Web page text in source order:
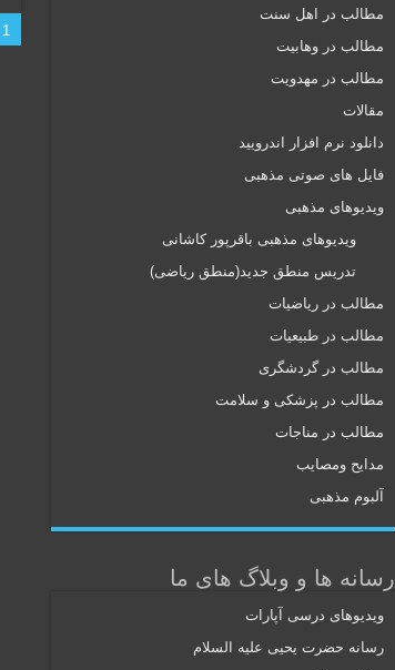
1
مطالب در اهل سنت
مطالب در وهابیت
مطالب در مهدویت
مقالات
دانلود نرم افزار اندرویید
فایل های صوتی مذهبی
ویدیوهای مذهبی
ویدیوهای مذهبی باقرپور کاشانی
تدریس منطق جدید(منطق ریاضی)
مطالب در ریاضیات
مطالب در طبیعیات
مطالب در گردشگری
مطالب در پزشکی و سلامت
مطالب در مناجات
مدایح ومصایب
آلبوم مذهبی
رسانه ها و وبلاگ های ما
ویدیوهای درسی آپارات
رسانه حضرت یحیی علیه السلام